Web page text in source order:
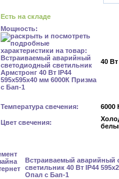
Есть на складе
Мощность:
40 Вт
Температура свечения: 6000
Цвет свечения:
Встраиваемый аварийный
светильник 40 Вт IP44
Опал с Бап-1